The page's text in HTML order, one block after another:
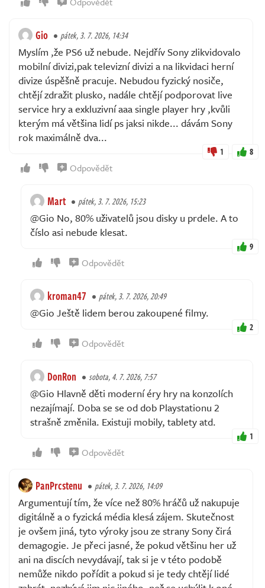
Gio pátek, 3. 7. 2026, 14:34
Myslím ,že PS6 už nebude. Nejdřív Sony zlikvidovalo
mobilní divizi,pak televizní divizi a na likvidaci herní
divize úspěšně pracuje. Nebudou fyzický nosiče,
chtějí zdražit plusko, nadále chtějí podporovat live
service hry a exkluzivní aaa single player hry ,kvůli
kterým má většina lidí ps jaksi nikde... dávám Sony
rok maximálně dva...
1 8
Odpovědět
Mart pátek, 3. 7. 2026, 15:23
@Gio No, 80% uživatelů jsou disky u prdele. A to
číslo asi nebude klesat.
9
Odpovědět
kroman47 pátek, 3. 7. 2026, 20:49
@Gio Ještě lidem berou zakoupené filmy.
2
Odpovědět
DonRon sobota, 4. 7. 2026, 7:57
@Gio Hlavně děti moderní éry hry na konzolích
nezajímají. Doba se se od dob Playstationu 2
strašně změnila. Existuji mobily, tablety atd.
1
Odpovědět
PanPrcstenu pátek, 3. 7. 2026, 14:09
Argumentují tím, že více než 80% hráčů už nakupuje
digitálně a o fyzická média klesá zájem. Skutečnost
je ovšem jiná, tyto výroky jsou ze strany Sony čirá
demagogie. Je přeci jasné, že pokud většinu her už
ani na discích nevydávají, tak si je v této podobě
nemůže nikdo pořídit a pokud si je tedy chtějí lidé